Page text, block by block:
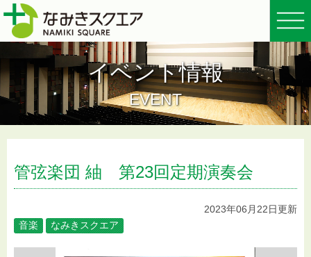
イベント情報
EVENT
管弦楽団 紬 第23回定期演奏会
2023年06月22日更新
音楽
なみきスクエア